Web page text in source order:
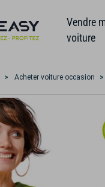
Vendre
voiture
Acheter voiture occasion